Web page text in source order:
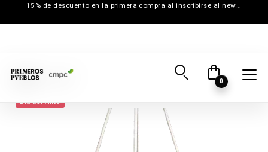
15% de descuento en la primera compra al inscribirse al newsletter
0
Día del Niño